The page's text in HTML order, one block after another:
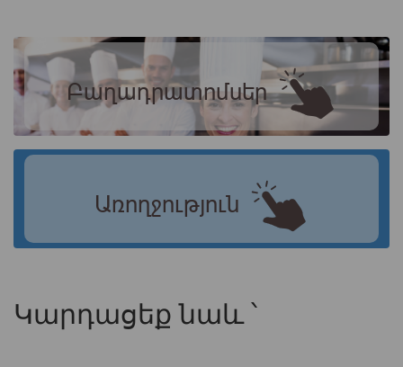
Բաղադրատոմսեր
Առողջություն
Կարդացեք նաև ՝